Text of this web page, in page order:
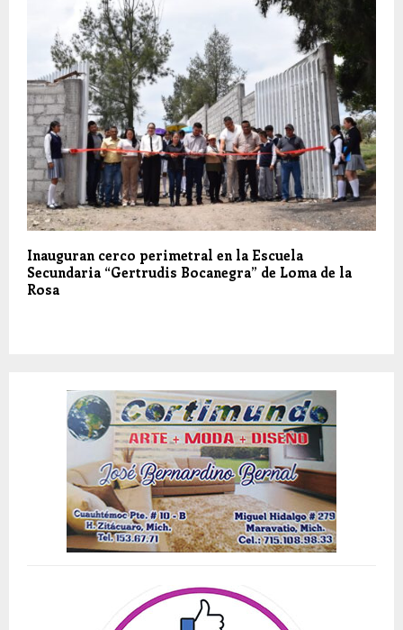
Inauguran cerco perimetral en la Escuela
Secundaria “Gertrudis Bocanegra” de Loma de la
Rosa